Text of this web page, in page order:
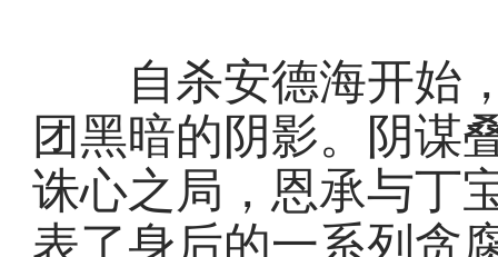
自杀安德海开始，
团黑暗的阴影。阴谋
诛心之局，恩承与丁
表了身后的一系列贪